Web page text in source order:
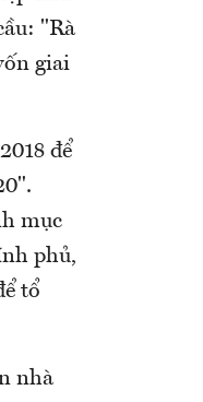
"Rà
giai
để
mục
phủ,
tổ
nhà